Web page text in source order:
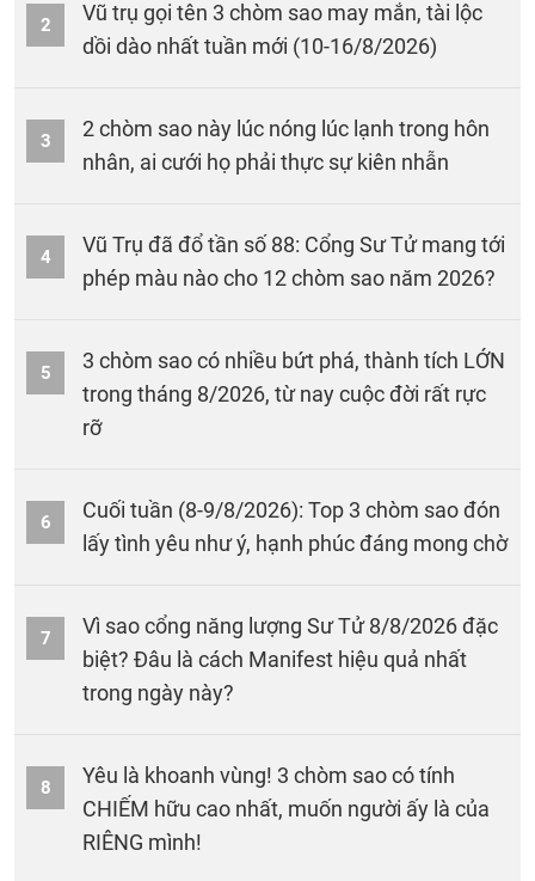
2
Vũ trụ gọi tên 3 chòm sao may mắn, tài lộc
dồi dào nhất tuần mới (10-16/8/2026)
3
2 chòm sao này lúc nóng lúc lạnh trong hôn
nhân, ai cưới họ phải thực sự kiên nhẫn
4
Vũ Trụ đã đổ tần số 88: Cổng Sư Tử mang tới
phép màu nào cho 12 chòm sao năm 2026?
5
3 chòm sao có nhiều bứt phá, thành tích LỚN
trong tháng 8/2026, từ nay cuộc đời rất rực
rỡ
6
Cuối tuần (8-9/8/2026): Top 3 chòm sao đón
lấy tình yêu như ý, hạnh phúc đáng mong chờ
7
Vì sao cổng năng lượng Sư Tử 8/8/2026 đặc
biệt? Đâu là cách Manifest hiệu quả nhất
trong ngày này?
8
Yêu là khoanh vùng! 3 chòm sao có tính
CHIẾM hữu cao nhất, muốn người ấy là của
RIÊNG mình!